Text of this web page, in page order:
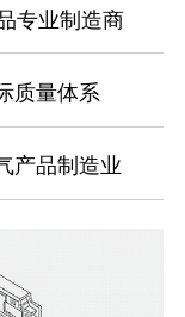
专业制造商
质量体系
产品制造业